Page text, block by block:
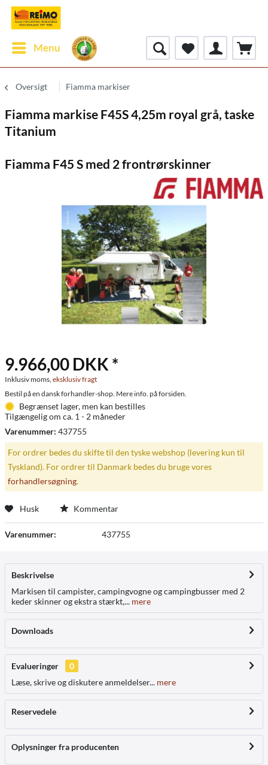
Menu
Oversigt Fiamma markiser
Fiamma markise F45S 4,25m royal grå, taske
Titanium
Fiamma F45 S med 2 frontrørskinner
9.966,00 DKK *
Inklusiv moms, eksklusiv fragt
Bestil på en dansk forhandler-shop. Mere info. på forsiden.
Begrænset lager, men kan bestilles
Tilgængelig om ca. 1 - 2 måneder
Varenummer: 437755
For ordrer bedes du skifte til den tyske webshop (levering kun til
Tyskland). For ordrer til Danmark bedes du bruge vores
forhandlersøgning.
Husk Kommentar
Varenummer: 437755
Beskrivelse
Markisen til campister, campingvogne og campingbusser med 2
keder skinner og ekstra stærkt,... mere
Downloads
Evalueringer
0
Læse, skrive og diskutere anmeldelser... mere
Reservedele
Oplysninger fra producenten